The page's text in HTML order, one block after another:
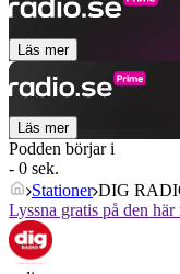
Läs mer
Läs mer
Podden börjar i
- 0 sek.
Stationer DIG
Lyssna gratis på den